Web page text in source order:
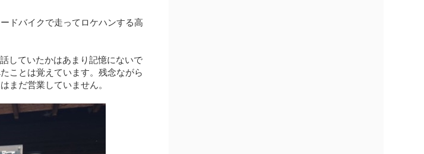
ドバイクで走ってロケハンする高
していたかはあまり記憶にないで
ことは覚えています。残念ながら
まだ営業していません。